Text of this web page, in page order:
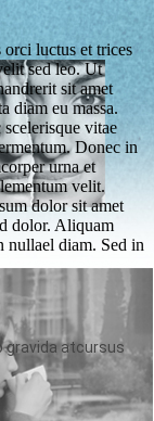
luctus et trices
sed leo. Ut
sit amet
diam eu massa.
vitae
Donec in
urna et
velit.
dolor sit amet
dolor. Aliquam
nullael diam. Sed in
gravida atcursus